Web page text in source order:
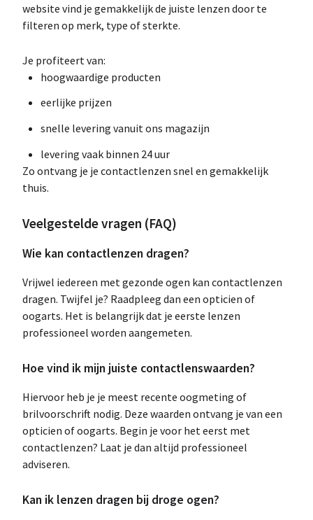
website vind je gemakkelijk de juiste lenzen door te
filteren op merk, type of sterkte.
Je profiteert van:
hoogwaardige producten
eerlijke prijzen
snelle levering vanuit ons magazijn
levering vaak binnen 24 uur
Zo ontvang je je contactlenzen snel en gemakkelijk
thuis.
Veelgestelde vragen (FAQ)
Wie kan contactlenzen dragen?
Vrijwel iedereen met gezonde ogen kan contactlenzen
dragen. Twijfel je? Raadpleeg dan een opticien of
oogarts. Het is belangrijk dat je eerste lenzen
professioneel worden aangemeten.
Hoe vind ik mijn juiste contactlenswaarden?
Hiervoor heb je je meest recente oogmeting of
brilvoorschrift nodig. Deze waarden ontvang je van een
opticien of oogarts. Begin je voor het eerst met
contactlenzen? Laat je dan altijd professioneel
adviseren.
Kan ik lenzen dragen bij droge ogen?